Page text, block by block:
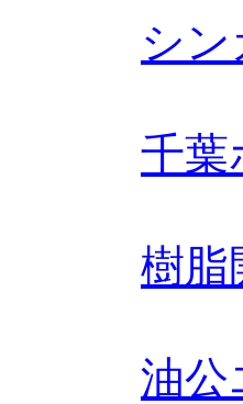
シ
千葉
樹脂
油公